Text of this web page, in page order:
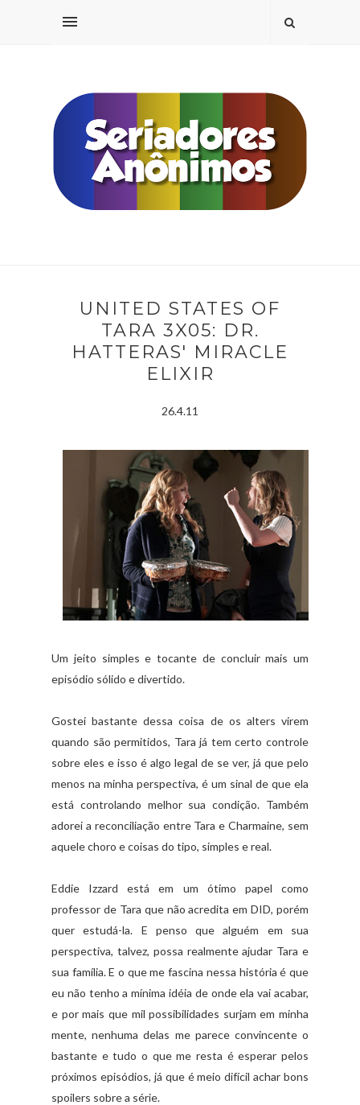
UNITED STATES OF
TARA 3X05: DR.
HATTERAS' MIRACLE
ELIXIR
26.4.11
Um jeito simples e tocante de concluir mais um
episódio sólido e divertido.
Gostei bastante dessa coisa de os alters virem
quando são permitidos, Tara já tem certo controle
sobre eles e isso é algo legal de se ver, já que pelo
menos na minha perspectiva, é um sinal de que ela
está controlando melhor sua condição. Também
adorei a reconciliação entre Tara e Charmaine, sem
aquele choro e coisas do tipo, simples e real.
Eddie Izzard está em um ótimo papel como
professor de Tara que não acredita em DID, porém
quer estudá-la. E penso que alguém em sua
perspectiva, talvez, possa realmente ajudar Tara e
sua família. E o que me fascina nessa história é que
eu não tenho a mínima idéia de onde ela vai acabar,
e por mais que mil possibilidades surjam em minha
mente, nenhuma delas me parece convincente o
bastante e tudo o que me resta é esperar pelos
próximos episódios, já que é meio difícil achar bons
spoilers sobre a série.